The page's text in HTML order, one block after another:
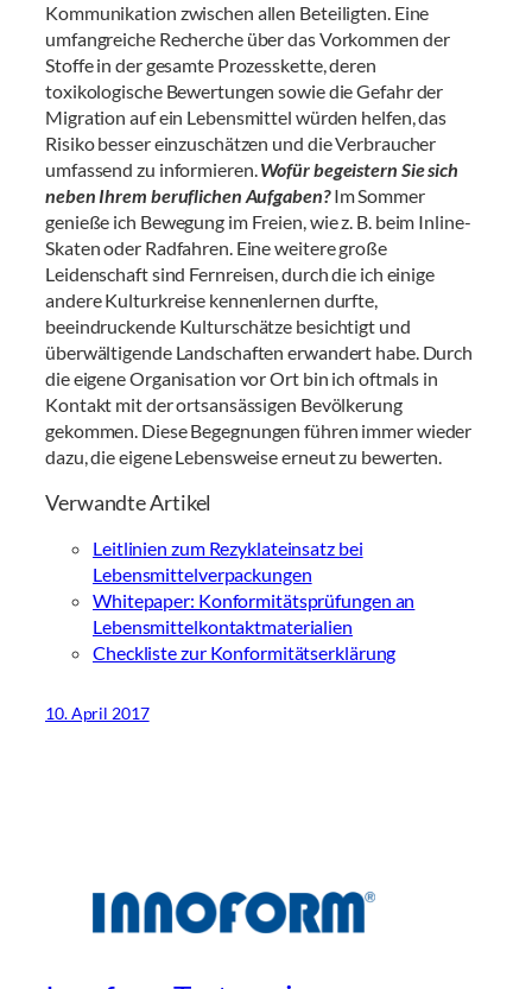
Kommunikation zwischen allen Beteiligten. Eine
umfangreiche Recherche über das Vorkommen der
Stoffe in der gesamte Prozesskette, deren
toxikologische Bewertungen sowie die Gefahr der
Migration auf ein Lebensmittel würden helfen, das
Risiko besser einzuschätzen und die Verbraucher
umfassend zu informieren.Wofür begeistern Sie sich
neben Ihrem beruflichen Aufgaben?Im Sommer
genieße ich Bewegung im Freien, wie z. B. beim Inline-
Skaten oder Radfahren. Eine weitere große
Leidenschaft sind Fernreisen, durch die ich einige
andere Kulturkreise kennenlernen durfte,
beeindruckende Kulturschätze besichtigt und
überwältigende Landschaften erwandert habe. Durch
die eigene Organisation vor Ort bin ich oftmals in
Kontakt mit der ortsansässigen Bevölkerung
gekommen. Diese Begegnungen führen immer wieder
dazu, die eigene Lebensweise erneut zu bewerten.
Verwandte Artikel
Leitlinien zum Rezyklateinsatz bei
Lebensmittelverpackungen
Whitepaper: Konformitätsprüfungen an
Lebensmittelkontaktmaterialien
Checkliste zur Konformitätserklärung
10. April 2017